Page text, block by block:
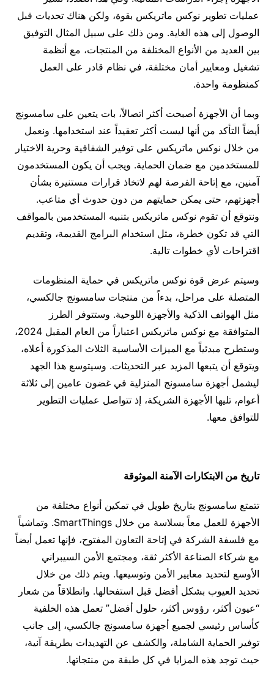
عمليات تطوير نوكس ماتريكس بقوة، ولكن هناك تحديات قبل
الوصول إلى هذه الغاية. ومن ذلك على سبيل المثال التوفيق
بين العديد من الأنواع المختلفة من المنتجات، مع أنظمة
تشغيل ومعايير أمان مختلفة، في نظام قادر على العمل
كمنظومة واحدة.
وبما أن الأجهزة أصبحت أكثر اتصالاً، بات يتعين على سامسونج
أيضاً التأكد من أنها ليست أكثر تعقيداً عند استخدامها. ونعمل
من خلال نوكس ماتريكس على توفير الشفافية وحرية الاختيار
للمستخدمين مع ضمان الحماية. ويجب أن يكون المستخدمون
آمنين، مع إتاحة الفرصة لهم لاتخاذ قرارات مستنيرة بشأن
أجهزتهم، حتى يمكن حمايتهم من دون حدوث أي متاعب.
ونتوقع أن تقوم نوكس ماتريكس بتنبيه المستخدمين بالمواقف
التي قد تكون خطرة، مثل استخدام البرامج القديمة، وتقديم
اقتراحات لأي خطوات تالية.
وسيتم عرض قوة نوكس ماتريكس في حماية المنظومات
المتصلة على مراحل، بدءاً من منتجات سامسونج جالكسي،
مثل الهواتف الذكية والأجهزة اللوحية. وستتوفر الطرز
المتوافقة مع نوكس ماتريكس اعتباراً من العام المقبل 2024،
وستطرح مبدئياً مع الميزات الأساسية الثلاث المذكورة أعلاه،
ويتوقع أن يتبعها المزيد عبر التحديثات. وسيتوسع هذا الجهد
ليشمل أجهزة سامسونج المنزلية في غضون عامين إلى ثلاثة
أعوام، تليها الأجهزة الشريكة، إذ تتواصل عمليات التطوير
للتوافق معها.
تاريخ من الابتكارات الآمنة الموثوقة
تتمتع سامسونج بتاريخ طويل في تمكين أنواع مختلفة من
الأجهزة للعمل معاً بسلاسة من خلال SmartThings. وتماشياً
مع فلسفة الشركة في إتاحة التعاون المفتوح، فإنها تعمل أيضاً
مع شركاء الصناعة الأكثر ثقة، ومجتمع الأمن السيبراني
الأوسع لتحديد معايير الأمن وتوسيعها. ويتم ذلك من خلال
تحديد العيوب بشكل أفضل قبل استفحالها. وانطلاقاً من شعار
“عيون أكثر، رؤوس أكثر، حلول أفضل” تعمل هذه الخلفية
كأساس رئيسي لجميع أجهزة سامسونج جالكسي، إلى جانب
توفير الحماية الشاملة، والكشف عن التهديدات بطريقة آنية،
حيث توجد هذه المزايا في كل طبقة من منتجاتها.